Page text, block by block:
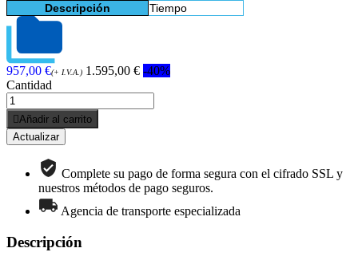
Descripción
Tiempo
957,00 €(+ I.V.A.) 1.595,00 € -40%
Cantidad
Añadir al carrito
Complete su pago de forma segura con el cifrado SSL y
nuestros métodos de pago seguros.
Agencia de transporte especializada
Descripción